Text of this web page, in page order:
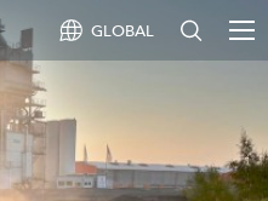
GLOBAL